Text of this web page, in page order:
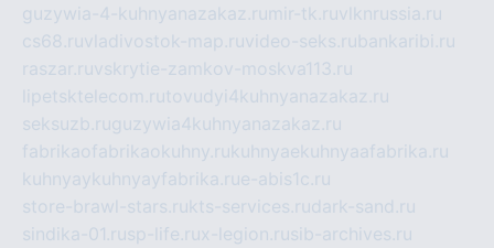
guzywia-4-kuhnyanazakaz.ru mir-tk.ruvlknrussia.ru
cs68.ruvladivostok-map.ruvideo-seks.rubankaribi.ru
raszar.ruvskrytie-zamkov-moskva113.ru
lipetsktelecom.rutovudyi4kuhnyanazakaz.ru
seksuzb.ruguzywia4kuhnyanazakaz.ru
fabrikaofabrikaokuhny.rukuhnyaekuhnyaafabrika.ru
kuhnyaykuhnyayfabrika.rue-abis1c.ru
store-brawl-stars.rukts-services.rudark-sand.ru
sindika-01.rusp-life.rux-legion.rusib-archives.ru